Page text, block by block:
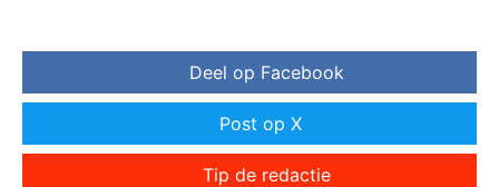
Deel op Facebook
Post op X
Tip de redactie